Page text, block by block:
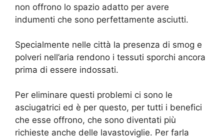
non offrono lo spazio adatto per avere
indumenti che sono perfettamente asciutti.
Specialmente nelle città la presenza di smog e
polveri nell’aria rendono i tessuti sporchi ancora
prima di essere indossati.
Per eliminare questi problemi ci sono le
asciugatrici ed è per questo, per tutti i benefici
che esse offrono, che sono diventati più
richieste anche delle lavastoviglie. Per farla